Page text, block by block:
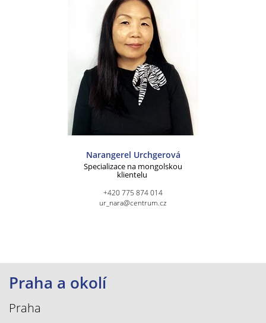
Narangerel Urchgerová
Specializace na mongolskou
klientelu
+420 775 874 014
ur_nara@centrum.cz
Praha a okolí
Praha